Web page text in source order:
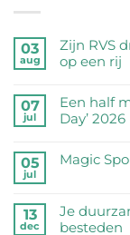
03
aug
Zijn RVS
op een rij
reacties
op
Zijn
zetten
de
07
jul
Een half
Day’ 2026
reacties
half
miljoen
05
jul
Magic
op
Magic
13
dec
Je
besteden